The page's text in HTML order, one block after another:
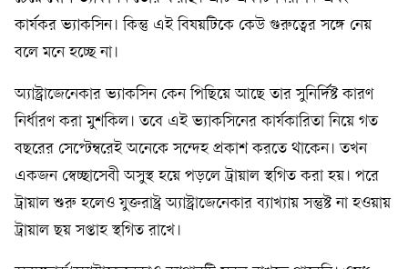
কার্যকর ভ্যাকসিন। কিন্তু এই বিষয়টিকে কেউ গুরুত্বের সঙ্গে নেয়
বলে মনে হচ্ছে না।
অ্যাস্ট্রাজেনেকার ভ্যাকসিন কেন পিছিয়ে আছে তার সুনির্দিষ্ট কারণ
নির্ধারণ করা মুশকিল। তবে এই ভ্যাকসিনের কার্যকারিতা নিয়ে গত
বছরের সেপ্টেম্বরেই অনেকে সন্দেহ প্রকাশ করতে থাকেন। তখন
একজন স্বেচ্ছাসেবী অসুস্থ হয়ে পড়লে ট্রায়াল স্থগিত করা হয়। পরে
ট্রায়াল শুরু হলেও যুক্তরাষ্ট্র অ্যাস্ট্রাজেনেকার ব্যাখ্যায় সন্তুষ্ট না হওয়ায়
ট্রায়াল ছয় সপ্তাহ স্থগিত রাখে।